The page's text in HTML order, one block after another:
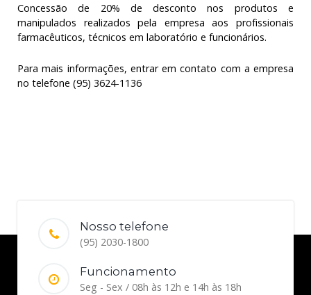
Concessão de 20% de desconto nos produtos e
manipulados realizados pela empresa aos profissionais
farmacêuticos, técnicos em laboratório e funcionários.
Para mais informações, entrar em contato com a empresa
no telefone (95) 3624-1136
Nosso telefone
(95) 2030-1800
Funcionamento
Seg - Sex / 08h às 12h e 14h às 18h